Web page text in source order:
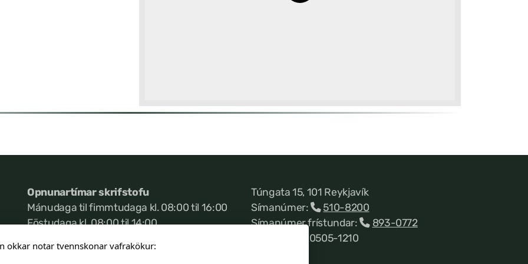
Opnunartímar skrifstofu
Mánudaga til fimmtudaga kl. 08:00 til 16:00
Föstudaga kl. 08:00 til 14:00
Túngata 15, 101 Reykjavík
Símanúmer:
510-8200
Símanúmer frístundar:
893-0772
Kennitala 660505-1210
okkar notar tvennskonar vafrakökur: